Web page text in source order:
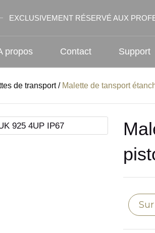
EXCLUSIVEMENT RÉSERVÉ AUX
propos Contact Support
de transport / Malette de tansport